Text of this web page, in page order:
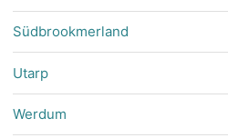
Südbrookmerland
Utarp
Werdum